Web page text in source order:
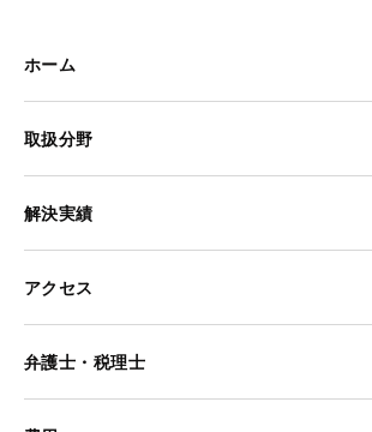
ホーム
取扱分野
解決実績
アクセス
弁護士・税理士